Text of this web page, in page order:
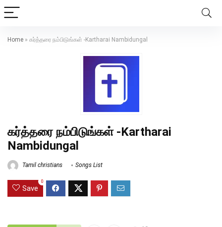
Home » கர்த்தரை நம்பிடுங்கள் -Kartharai Nambidungal
கர்த்தரை நம்பிடுங்கள் -Kartharai
Nambidungal
Tamil christians Songs List
Save
0